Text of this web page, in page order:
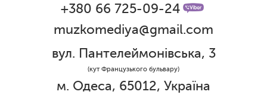
Графік роботи каси 1 червня
Ювілей Олени Редько
Ювілей Станіслава Зайцева
+380 66 725-09-24
muzkomediya@gmail.com
вул. Пантелеймонівська, 3
(кут Французького бульвару)
м. Одеса, 65012, Україна